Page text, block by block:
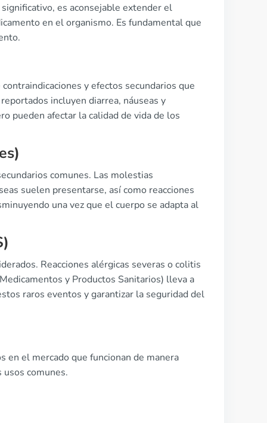
es aconsejable extender el
en el organismo. Es fundamental que
y efectos secundarios que
incluyen diarrea, náuseas y
pueden afectar la calidad de vida de los
comunes. Las molestias
suelen presentarse, así como reacciones
una vez que el cuerpo se adapta al
Reacciones alérgicas severas o colitis
y Productos Sanitarios) lleva a
raros eventos y garantizar la seguridad del
en el mercado que funcionan de manera
comunes.